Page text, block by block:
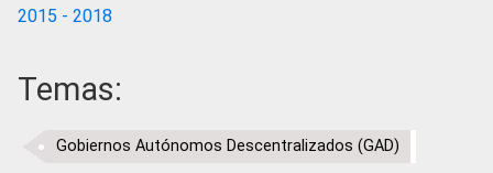
2015 - 2018
Temas:
Gobiernos Autónomos Descentralizados (GAD)